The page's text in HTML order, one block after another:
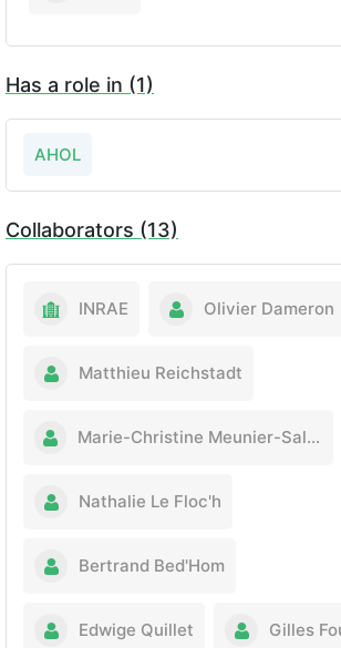
Has a role in (1)
AHOL
Collaborators (13)
INRAE Olivier Dameron
Matthieu Reichstadt
Marie-Christine Meunier-Salaün
Nathalie Le Floc'h
Bertrand Bed'Hom
Edwige Quillet Gilles